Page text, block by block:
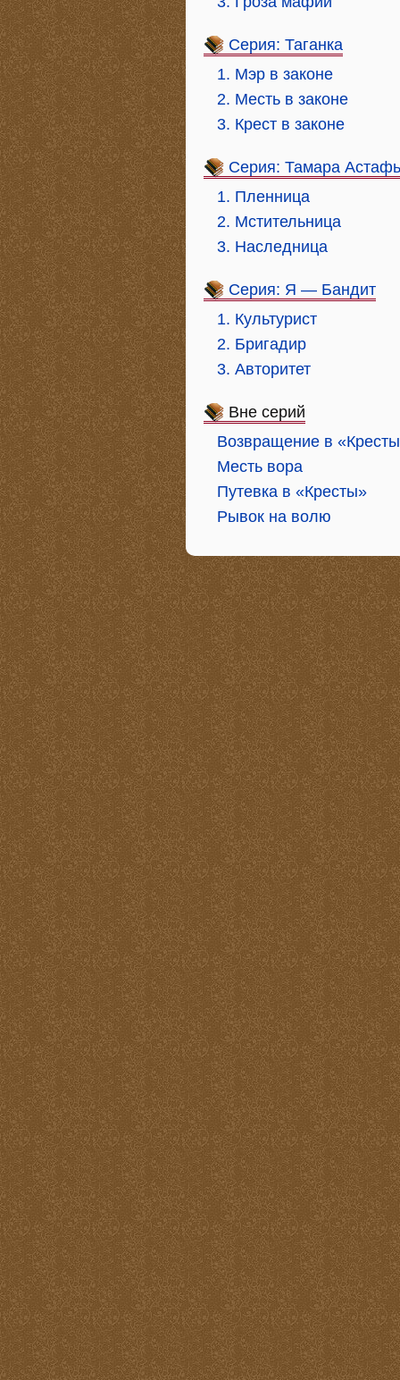
Серия: Таганка
1. Мэр в законе
2. Месть в законе
3. Крест в законе
Серия: Тамара
1. Пленница
2. Мстительница
3. Наследница
Серия: Я — Бандит
1. Культурист
2. Бригадир
3. Авторитет
Вне серий
Возвращение в
Месть вора
Путевка в «Кресты»
Рывок на волю